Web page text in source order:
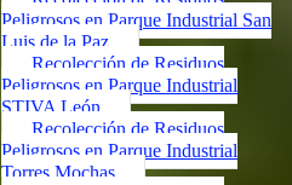
Peligrosos en Parque Industrial San
Luis de la Paz
Recolección de Residuos
Peligrosos en Parque Industrial
STIVA León
Recolección de Residuos
Peligrosos en Parque Industrial
Torres Mochas